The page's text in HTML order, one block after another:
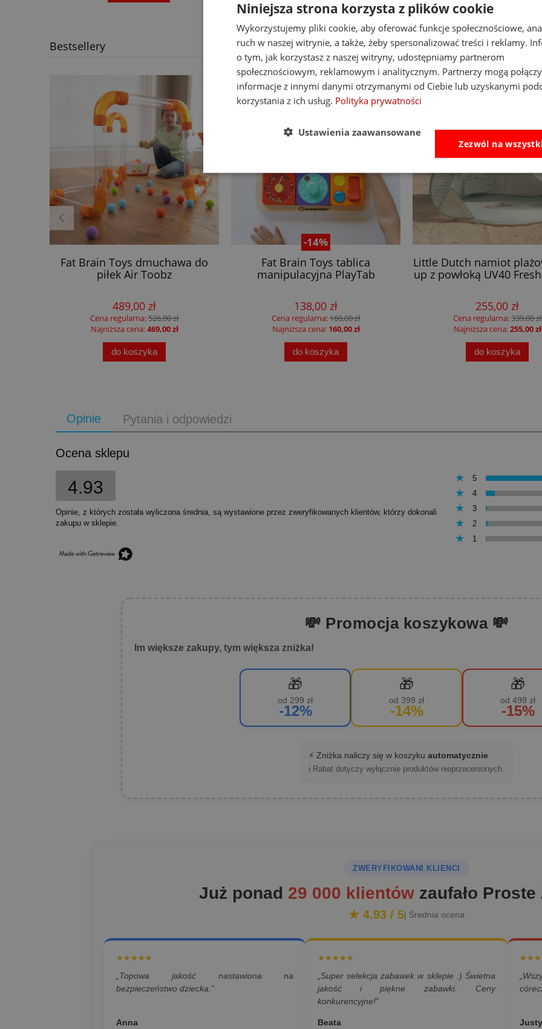
Bestsellery
Fat Brain Toys dmuchawa do
piłek Air Toobz
489,00 zł
Cena regularna:526,00 zł
Najniższa cena:469,00 zł
do koszyka
-14%
Fat Brain Toys tablica
manipulacyjna PlayTab
138,00 zł
Cena regularna:160,00 zł
Najniższa cena: 160,00 zł
do koszyka
Little Dutch namiot
up z powłoką UV40
255,00 zł
Cena regularna:339,00 zł
Najniższa cena:255,00 zł
do koszyka
Opinie Pytania i odpowiedzi
Ocena sklepu
4.93
Opinie, z których została wyliczona średnia, są wystawione przez zweryfikowanych klientów, którzy dokonali
zakupu w sklepie.
5
4
3
2
1
💸 Promocja koszykowa 💸
Im większe zakupy, tym większa zniżka!
🎁
od 299 zł
-12%
🎁
od 399 zł
-14%
🎁
od 499 zł
-15%
⚡ Zniżka naliczy się w koszyku automatycznie
ℹ️ Rabat dotyczy wyłącznie produktów nieprzecenionych.
ZWERYFIKOWANI KLIENCI
Już ponad 29 000 klientów zaufało
★ 4.93 / 5| Średnia ocena
★★★★★
„Topowa jakość nastawiona na
bezpieczeństwo dziecka.”
Anna
★★★★★
„Super selekcja zabawek w sklepie :) Świetna
jakość i piękne zabawki. Ceny
konkurencyjne!”
Beata
Niniejsza strona korzysta z plików cookie
Wykorzystujemy pliki cookie, aby oferować funkcje społecznościowe,
ruch w naszej witrynie, a także, żeby spersonalizować treści i reklamy.
o tym, jak korzystasz z naszej witryny, udostępniamy partnerom
społecznościowym, reklamowym i analitycznym. Partnerzy mogą
informacje z innymi danymi otrzymanymi od Ciebie lub uzyskanymi
korzystania z ich usług. Polityka prywatności
Zezwól na
Ustawienia zaawansowane